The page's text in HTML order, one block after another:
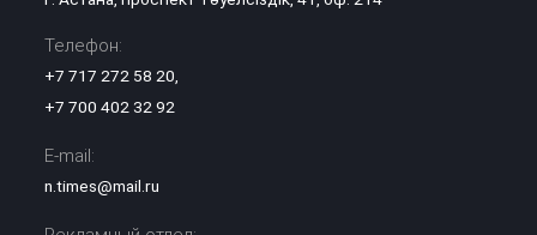
Телефон:
+7 717 272 58 20
+7 700 402 32 92
E-mail:
n.times@mail.ru